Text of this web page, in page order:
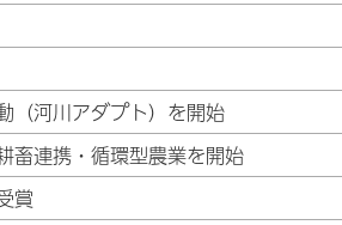
（河川アダプト）を開始
畜連携・循環型農業を開始
賞